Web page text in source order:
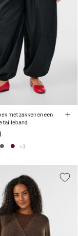
met zakken en een
tailleband
+3